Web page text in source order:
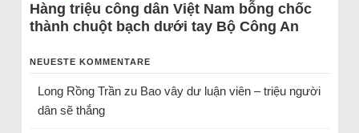
Hàng triệu công dân Việt Nam bỗng chốc
thành chuột bạch dưới tay Bộ Công An
NEUESTE KOMMENTARE
Long Rồng Trầnzu Bao vây dư luận viên – triệu người
dân sẽ thắng